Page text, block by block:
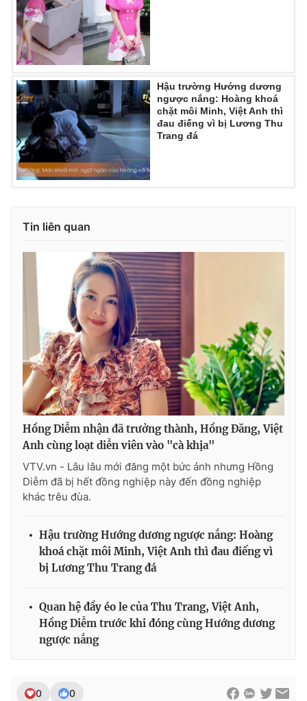
Hậu trường Hướng dương
ngược nắng: Hoàng khoá
chặt môi Minh, Việt Anh thì
đau điếng vì bị Lương Thu
Trang đá
Tin liên quan
Hồng Diễm nhận đã trưởng thành, Hồng Đăng, Việt
Anh cùng loạt diễn viên vào "cà khịa"
VTV.vn - Lâu lâu mới đăng một bức ảnh nhưng Hồng
Diễm đã bị hết đồng nghiệp này đến đồng nghiệp
khác trêu đùa.
Hậu trường Hướng dương ngược nắng: Hoàng
khoá chặt môi Minh, Việt Anh thì đau điếng vì
bị Lương Thu Trang đá
Quan hệ đầy éo le của Thu Trang, Việt Anh,
Hồng Diễm trước khi đóng cùng Hướng dương
ngược nắng
0 0